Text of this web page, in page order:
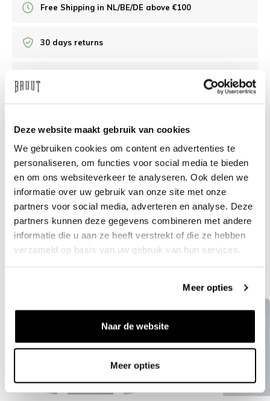
Deze website maakt gebruik van cookies
We gebruiken cookies om content en advertenties te
personaliseren, om functies voor social media te bieden
en om ons websiteverkeer te analyseren. Ook delen we
informatie over uw gebruik van onze site met onze
partners voor social media, adverteren en analyse. Deze
partners kunnen deze gegevens combineren met andere
informatie die u aan ze heeft verstrekt of die ze hebben
verzameld op basis van uw gebruik van hun services.
Meer opties
Naar de website
Meer opties
Free Shipping in NL/BE/DE above €100
30 days returns
Need help?We're glad to help
info@bruut.nl Live chat Whatsapp
About this product
Shipment and returns
Related products